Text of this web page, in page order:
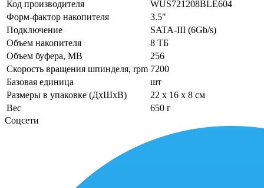
Код производителя
WUS721208BLE604
Форм-фактор накопителя
3.5"
Подключение
SATA-III (6Gb/s)
Объем накопителя
8 ТБ
Объем буфера, MB
256
Скорость вращения шпинделя, rpm 7200
Базовая единица
шт
Размеры в упаковке (ДхШхВ)
22 x 16 x 8 см
Вес
650 г
Соцсети